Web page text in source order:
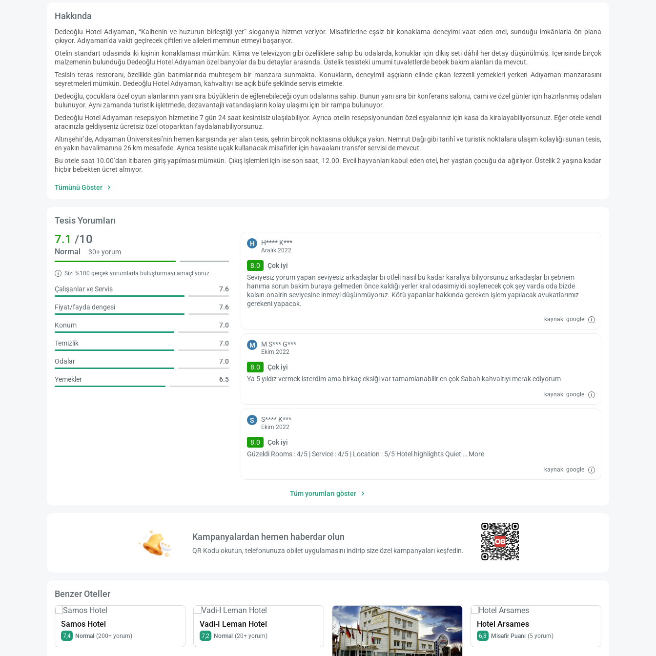
Hakkında
Dedeoğlu Hotel Adıyaman, “Kalitenin ve huzurun birleştiği yer” sloganıyla hizmet veriyor. Misafirlerine eşsiz bir konaklama deneyimi vaat eden otel, sunduğu imkânlarla ön plana
çıkıyor. Adıyaman’da vakit geçirecek çiftleri ve aileleri memnun etmeyi başarıyor.
Otelin standart odasında iki kişinin konaklaması mümkün. Klima ve televizyon gibi özelliklere sahip bu odalarda, konuklar için dikiş seti dâhil her detay düşünülmüş. İçerisinde birçok
malzemenin bulunduğu Dedeoğlu Hotel Adıyaman özel banyolar da bu detaylar arasında. Üstelik tesisteki umumi tuvaletlerde bebek bakım alanları da mevcut.
Tesisin teras restoranı, özellikle gün batımlarında muhteşem bir manzara sunmakta. Konukların, deneyimli aşçıların elinde çıkan lezzetli yemekleri yerken Adıyaman manzarasını
seyretmeleri mümkün. Dedeoğlu Hotel Adıyaman, kahvaltıyı ise açık büfe şeklinde servis etmekte.
Dedeoğlu, çocuklara özel oyun alanlarının yanı sıra büyüklerin de eğlenebileceği oyun odalarına sahip. Bunun yanı sıra bir konferans salonu, cami ve özel günler için hazırlanmış odaları
bulunuyor. Aynı zamanda turistik işletmede, dezavantajlı vatandaşların kolay ulaşımı için bir rampa bulunuyor.
Dedeoğlu Hotel Adıyaman resepsiyon hizmetine 7 gün 24 saat kesintisiz ulaşılabiliyor. Ayrıca otelin resepsiyonundan özel eşyalarınız için kasa da kiralayabiliyorsunuz. Eğer otele kendi
aracınızla geldiyseniz ücretsiz özel otoparktan faydalanabiliyorsunuz.
Altınşehir’de, Adıyaman Üniversitesi’nin hemen karşısında yer alan tesis, şehrin birçok noktasına oldukça yakın. Nemrut Dağı gibi tarihî ve turistik noktalara ulaşım kolaylığı sunan tesis,
en yakın havalimanına 26 km mesafede. Ayrıca tesiste uçak kullanacak misafirler için havaalanı transfer servisi de mevcut.
Bu otele saat 10.00’dan itibaren giriş yapılması mümkün. Çıkış işlemleri için ise son saat, 12.00. Evcil hayvanları kabul eden otel, her yaştan çocuğu da ağırlıyor. Üstelik 2 yaşına kadar
hiçbir bebekten ücret almıyor.
Tümünü Göster
Tesis Yorumları
7.1 /10
Normal 30+ yorum
Sizi %100 gerçek yorumlarla buluşturmayı amaçlıyoruz.
Çalışanlar ve Servis 7.6
Fiyat/fayda dengesi 7.6
Konum 7.0
Temizlik 7.0
Odalar 7.0
Yemekler 6.5
H H**** K***
Aralık 2022
8.0
Çok iyi
Seviyesiz yorum yapan seviyesiz arkadaşlar bı otleli nasıl bu kadar karaliya biliyorsunuz arkadaşlar bı şebnem
hanıma sorun bakim buraya gelmeden önce kaldığı yerler kral odasimiyidi.soylenecek çok şey varda oda bizde
kalsın.onalrin seviyesine inmeyi düşünmüyoruz. Kötü yapanlar hakkında gereken işlem yapılacak avukatlarımız
gerekeni yapacak.
kaynak: google
M M S*** G***
Ekim 2022
8.0
Çok iyi
Ya 5 yıldız vermek isterdim ama birkaç eksiği var tamamlanabilir en çok Sabah kahvaltıyı merak ediyorum
kaynak: google
S S**** K***
Ekim 2022
8.0
Çok iyi
Güzeldi Rooms : 4/5 | Service : 4/5 | Location : 5/5 Hotel highlights Quiet … More
kaynak: google
Tüm yorumları göster
Kampanyalardan hemen haberdar olun
QR Kodu okutun, telefonunuza obilet uygulamasını indirip size özel kampanyaları keşfedin.
Benzer Oteller
Samos Hotel
7,4 Normal (200+ yorum)
Vadi-I Leman Hotel
7,2 Normal (20+ yorum)
Hotel Arsames
6,8 Misafir Puanı (5 yorum)